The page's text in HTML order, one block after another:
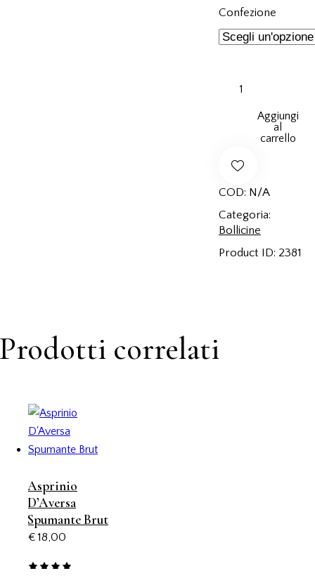
Confezione
Aggiungi
al
carrello
COD: N/A
Categoria:
Bollicine
Product ID: 2381
Prodotti correlati
Asprinio
D’Aversa
Spumante Brut
€ 18,00